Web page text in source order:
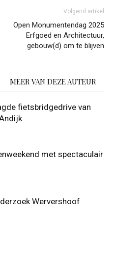
Volgend artikel
Open Monumentendag 2025
Erfgoed en Architectuur,
gebouw(d) om te blijven
MEER VAN DEZE AUTEUR
fietsbridgedrive van
met spectaculair
Wervershoof